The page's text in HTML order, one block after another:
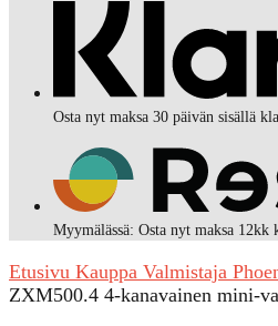
Osta nyt maksa 30 päivän sisällä
Myymälässä: Osta nyt maksa
Etusivu Kauppa Valmistaja
ZXM500.4 4-kanavainen mini-